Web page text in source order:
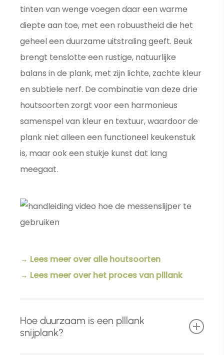
tinten van wenge voegen daar een warme
diepte aan toe, met een robuustheid die het
geheel een duurzame uitstraling geeft. Beuk
brengt tenslotte een rustige, natuurlijke
balans in de plank, met zijn lichte, zachte kleur
en subtiele nerf. De combinatie van deze drie
houtsoorten zorgt voor een harmonieus
samenspel van kleur en textuur, waardoor de
plank niet alleen een functioneel keukenstuk
is, maar ook een stukje kunst dat lang
meegaat.
→ Lees meer over alle houtsoorten
→ Lees meer over het proces van plllank
Hoe duurzaam is een plllank
snijplank?